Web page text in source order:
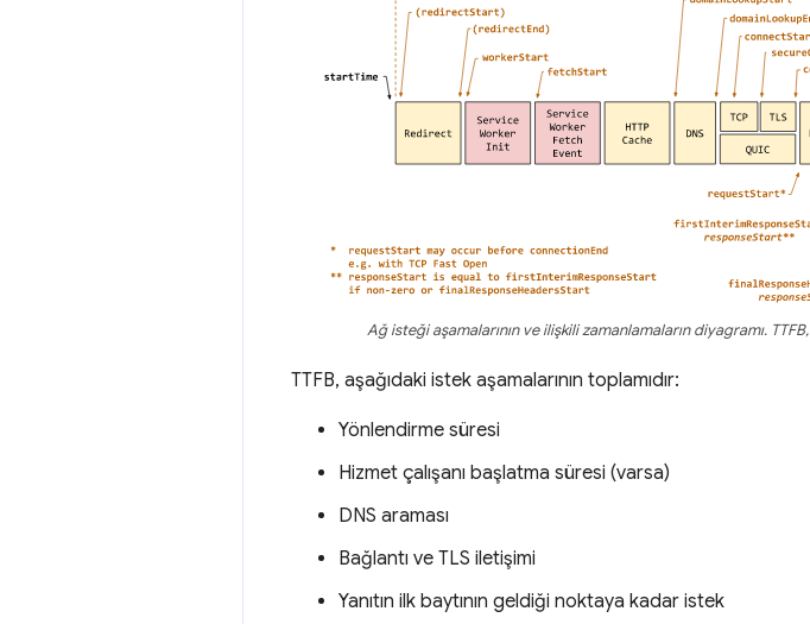
Ağ isteği aşamalarının ve ilişkili zamanlamaların diyagramı. TTFB,
TTFB, aşağıdaki istek aşamalarının toplamıdır:
Yönlendirme süresi
Hizmet çalışanı başlatma süresi (varsa)
DNS araması
Bağlantı ve TLS iletişimi
Yanıtın ilk baytının geldiği noktaya kadar istek